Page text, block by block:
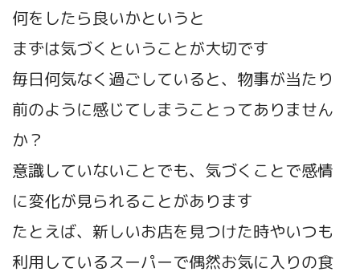
何をしたら良いかというと
まずは気づくということが大切です
毎日何気なく過ごしていると、物事が当たり
前のように感じてしまうことってありません
か？
意識していないことでも、気づくことで感情
に変化が見られることがあります
たとえば、新しいお店を見つけた時やいつも
利用しているスーパーで偶然お気に入りの食